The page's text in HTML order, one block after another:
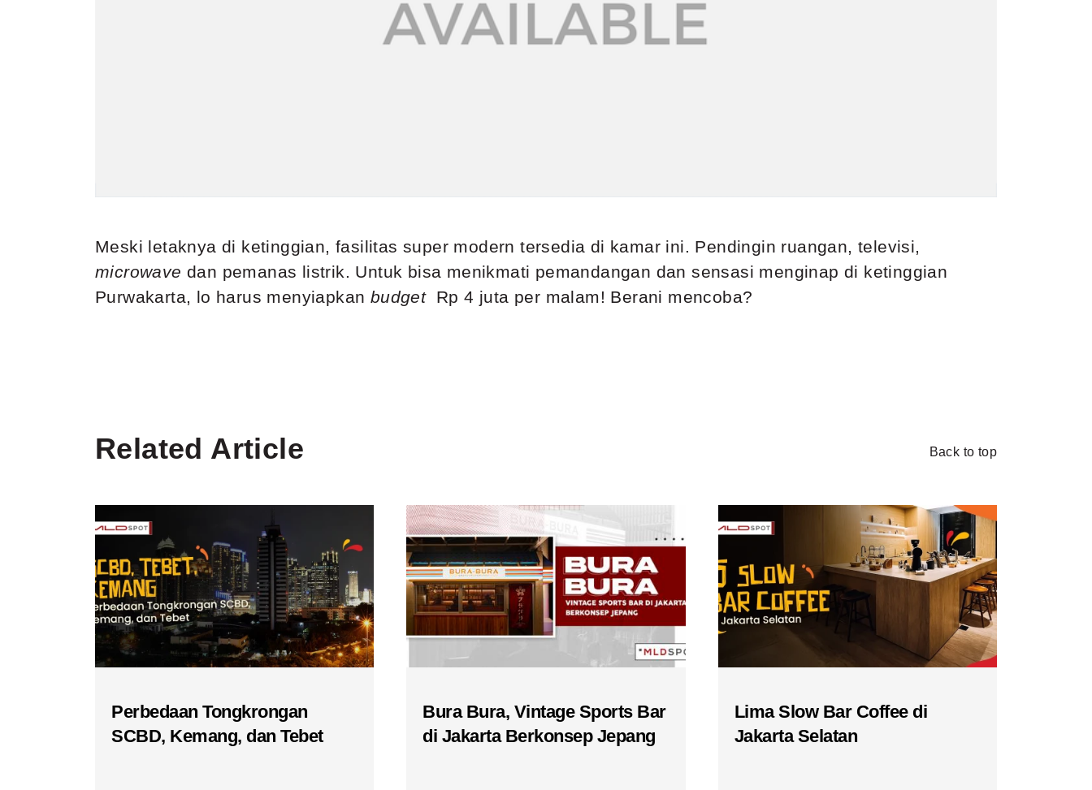
Meski letaknya di ketinggian, fasilitas super modern tersedia di kamar ini. Pendingin ruangan, televisi,
microwave dan pemanas listrik. Untuk bisa menikmati pemandangan dan sensasi menginap di ketinggian
Purwakarta, lo harus menyiapkan budgetRp 4 juta per malam! Berani mencoba?
Related Article Back to top
Perbedaan Tongkrongan
SCBD, Kemang, dan Tebet
Bura Bura, Vintage Sports Bar
di Jakarta Berkonsep Jepang
Lima Slow Bar Coffee di
Jakarta Selatan